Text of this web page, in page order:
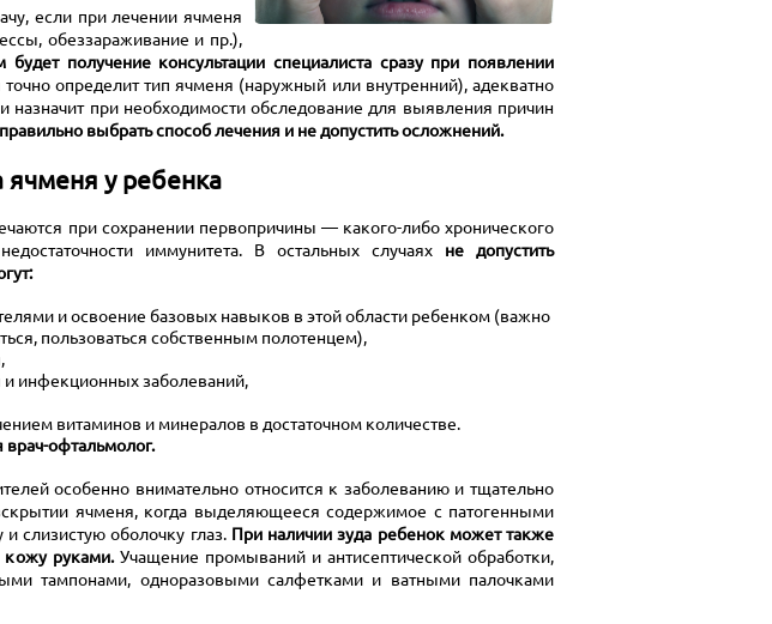
если при лечении ячменя
обеззараживание и пр.),
получение консультации специалиста сразу при появлении
определит тип ячменя (наружный или внутренний), адекватно
назначит при необходимости обследование для выявления причин
выбрать способ лечения и не допустить осложнений.
у ребенка
при сохранении первопричины — какого-либохронического
иммунитета. В остальных случаях не допустить
и освоение базовых навыков в этой области ребенком (важно
пользоваться собственным полотенцем),
инфекционных заболеваний,
витаминов и минералов в достаточном количестве.
врач-офтальмолог.
особенно внимательно относится к заболеванию и тщательно
ячменя, когда выделяющееся содержимое с патогенными
слизистую оболочку глаз. При наличии зуда ребенок может также
кожу руками.Учащение промываний и антисептической обработки,
тампонами, одноразовыми салфетками и ватными палочками